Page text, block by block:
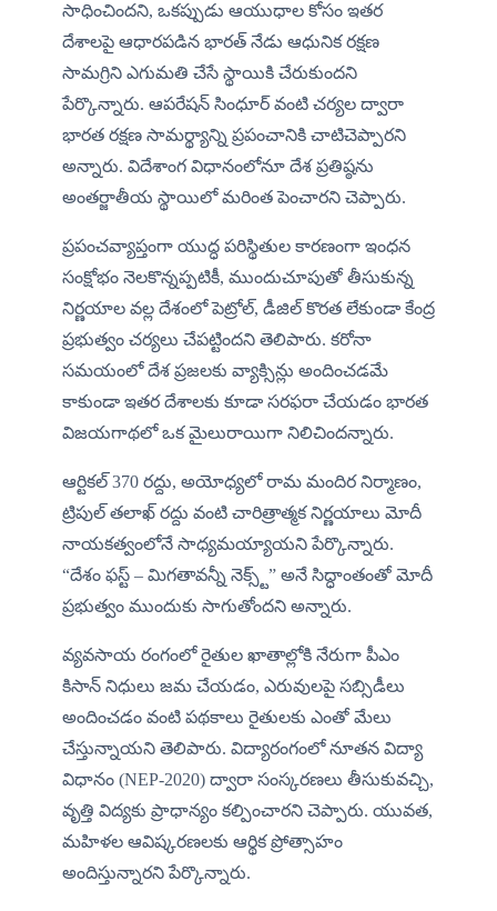
సాధించిందని, ఒకప్పుడు ఆయుధాల కోసం ఇతర
దేశాలపై ఆధారపడిన భారత్ నేడు ఆధునిక రక్షణ
సామగ్రిని ఎగుమతి చేసే స్థాయికి చేరుకుందని
పేర్కొన్నారు. ఆపరేషన్ సింధూర్ వంటి చర్యల ద్వారా
భారత రక్షణ సామర్థ్యాన్ని ప్రపంచానికి చాటిచెప్పారని
అన్నారు. విదేశాంగ విధానంలోనూ దేశ ప్రతిష్ఠను
అంతర్జాతీయ స్థాయిలో మరింత పెంచారని చెప్పారు.
ప్రపంచవ్యాప్తంగా యుద్ధ పరిస్థితుల కారణంగా ఇంధన
సంక్షోభం నెలకొన్నప్పటికీ, ముందుచూపుతో తీసుకున్న
నిర్ణయాల వల్ల దేశంలో పెట్రోల్, డీజిల్ కొరత లేకుండా కేంద్ర
ప్రభుత్వం చర్యలు చేపట్టిందని తెలిపారు. కరోనా
సమయంలో దేశ ప్రజలకు వ్యాక్సిన్లు అందించడమే
కాకుండా ఇతర దేశాలకు కూడా సరఫరా చేయడం భారత
విజయగాథలో ఒక మైలురాయిగా నిలిచిందన్నారు.
ఆర్టికల్ 370 రద్దు, అయోధ్యలో రామ మందిర నిర్మాణం,
ట్రిపుల్ తలాఖ్ రద్దు వంటి చారిత్రాత్మక నిర్ణయాలు మోదీ
నాయకత్వంలోనే సాధ్యమయ్యాయని పేర్కొన్నారు.
“దేశం ఫస్ట్ – మిగతావన్నీ నెక్స్ట్” అనే సిద్ధాంతంతో మోదీ
ప్రభుత్వం ముందుకు సాగుతోందని అన్నారు.
వ్యవసాయ రంగంలో రైతుల ఖాతాల్లోకి నేరుగా పీఎం
కిసాన్ నిధులు జమ చేయడం, ఎరువులపై సబ్సిడీలు
అందించడం వంటి పథకాలు రైతులకు ఎంతో మేలు
చేస్తున్నాయని తెలిపారు. విద్యారంగంలో నూతన విద్యా
విధానం (NEP-2020) ద్వారా సంస్కరణలు తీసుకువచ్చి,
వృత్తి విద్యకు ప్రాధాన్యం కల్పించారని చెప్పారు. యువత,
మహిళల ఆవిష్కరణలకు ఆర్థిక ప్రోత్సాహం
అందిస్తున్నారని పేర్కొన్నారు.